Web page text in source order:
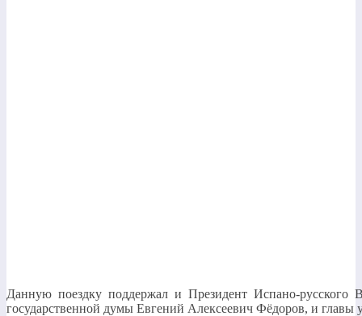
Данную поездку поддержал и Президент Испано-русского
государственной думы Евгений Алексеевич Фёдоров, и главы